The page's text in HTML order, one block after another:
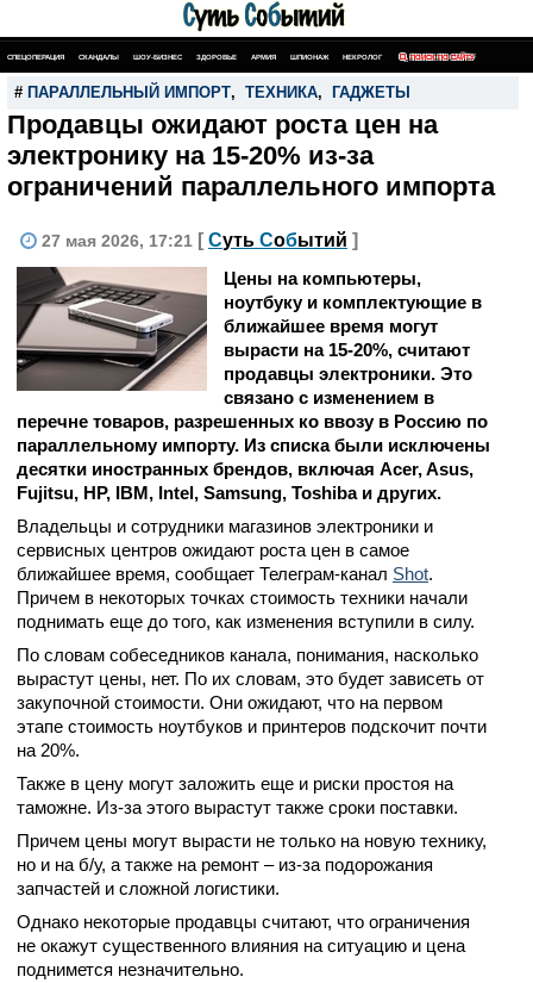
СПЕЦОПЕРАЦИЯ СКАНДАЛЫ ШОУ-БИЗНЕС ЗДОРОВЬЕ АРМИЯ ШПИОНАЖ НЕКРОЛОГ ПОИСК ПО САЙТУ
# ПАРАЛЛЕЛЬНЫЙ ИМПОРТ, ТЕХНИКА, ГАДЖЕТЫ
Продавцы ожидают роста цен на
электронику на 15-20% из-за
ограничений параллельного импорта
27 мая 2026, 17:21 [ Суть Событий ]
Цены на компьютеры,
ноутбуку и комплектующие в
ближайшее время могут
вырасти на 15-20%, считают
продавцы электроники. Это
связано с изменением в
перечне товаров, разрешенных ко ввозу в Россию по
параллельному импорту. Из списка были исключены
десятки иностранных брендов, включая Acer, Asus,
Fujitsu, HP, IBM, Intel, Samsung, Toshiba и других.
Владельцы и сотрудники магазинов электроники и
сервисных центров ожидают роста цен в самое
ближайшее время, сообщает Телеграм-канал Shot.
Причем в некоторых точках стоимость техники начали
поднимать еще до того, как изменения вступили в силу.
По словам собеседников канала, понимания, насколько
вырастут цены, нет. По их словам, это будет зависеть от
закупочной стоимости. Они ожидают, что на первом
этапе стоимость ноутбуков и принтеров подскочит почти
на 20%.
Также в цену могут заложить еще и риски простоя на
таможне. Из-за этого вырастут также сроки поставки.
Причем цены могут вырасти не только на новую технику,
но и на б/у, а также на ремонт – из-за подорожания
запчастей и сложной логистики.
Однако некоторые продавцы считают, что ограничения
не окажут существенного влияния на ситуацию и цена
поднимется незначительно.